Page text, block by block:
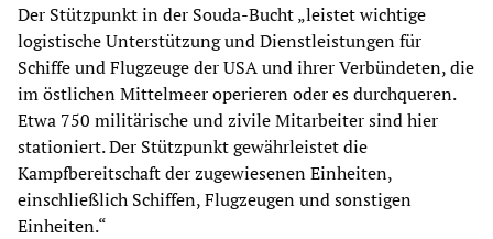
Der Stützpunkt in der Souda-Bucht „leistet wichtige
logistische Unterstützung und Dienstleistungen für
Schiffe und Flugzeuge der USA und ihrer Verbündeten, die
im östlichen Mittelmeer operieren oder es durchqueren.
Etwa 750 militärische und zivile Mitarbeiter sind hier
stationiert. Der Stützpunkt gewährleistet die
Kampfbereitschaft der zugewiesenen Einheiten,
einschließlich Schiffen, Flugzeugen und sonstigen
Einheiten.“